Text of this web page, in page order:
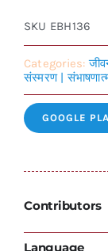
SKU EBH136
Categories:
संस्मरण |
GOOGLE
Contributors
Language